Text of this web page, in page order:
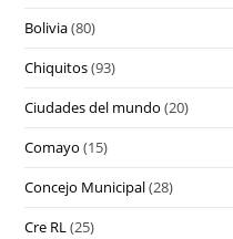
Bolivia(80)
Chiquitos(93)
Ciudades del mundo (20)
Comayo (15)
Concejo Municipal(28)
Cre RL(25)